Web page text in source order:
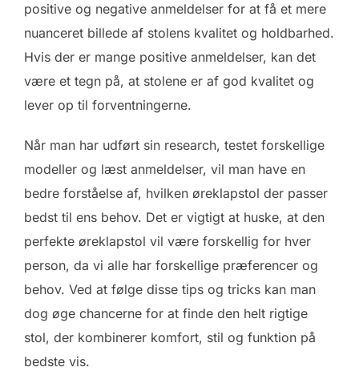
positive og negative anmeldelser for at få et mere
nuanceret billede af stolens kvalitet og holdbarhed.
Hvis der er mange positive anmeldelser, kan det
være et tegn på, at stolene er af god kvalitet og
lever op til forventningerne.
Når man har udført sin research, testet forskellige
modeller og læst anmeldelser, vil man have en
bedre forståelse af, hvilken øreklapstol der passer
bedst til ens behov. Det er vigtigt at huske, at den
perfekte øreklapstol vil være forskellig for hver
person, da vi alle har forskellige præferencer og
behov. Ved at følge disse tips og tricks kan man
dog øge chancerne for at finde den helt rigtige
stol, der kombinerer komfort, stil og funktion på
bedste vis.